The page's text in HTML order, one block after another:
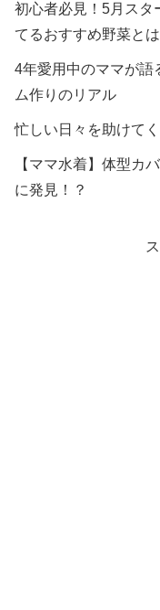
初心者必見！5月スタ
てるおすすめ野菜とは
4年愛用中のママが語
ム作りのリアル
忙しい日々を助けて
【ママ水着】体型カ
に発見！？